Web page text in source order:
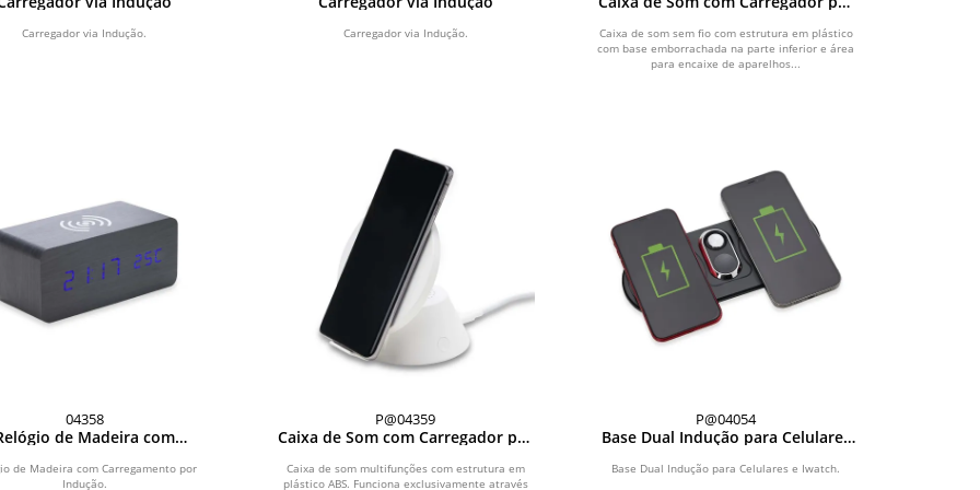
Carregador via Indução. Carregador via Indução.
Caixa de som sem fio com estrutura em plástico
com base emborrachada na parte inferior e área
para encaixe de aparelhos...
04358
de Madeira com
de Madeira com Carregamento por
Indução.
P@04359
Caixa de Som com Carregador por
Caixa de som multifunções com estrutura em
plástico ABS. Funciona exclusivamente através
P@04054
Base Dual Indução para Celulares
Base Dual Indução para Celulares e Iwatch.